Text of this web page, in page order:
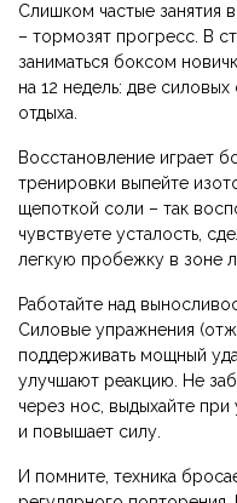
Слишком частые занятия
– тормозят прогресс. В
заниматься боксом
на 12 недель: две
отдыха.
Восстановление играет
тренировки выпейте
щепоткой соли – так
чувствуете усталость,
легкую пробежку в зоне
Работайте над
Силовые упражнения
поддерживать мощный
улучшают реакцию. Не
через нос, выдыхайте
и повышает силу.
И помните, техника